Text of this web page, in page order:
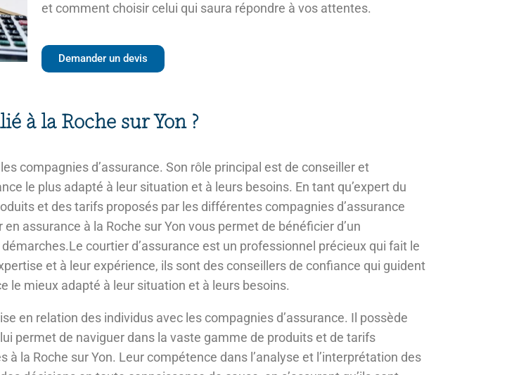
et comment choisir celui qui saura répondre à vos attentes.
Demander un devis
à la Roche sur Yon ?
compagnies d’assurance. Son rôle principal est de conseiller et
le plus adapté à leur situation et à leurs besoins. En tant qu’expert du
et des tarifs proposés par les différentes compagnies d’assurance
assurance à la Roche sur Yon vous permet de bénéficier d’un
courtier d’assurance est un professionnel précieux qui fait le
et à leur expérience, ils sont des conseillers de confiance qui guident
le mieux adapté à leur situation et à leurs besoins.
en relation des individus avec les compagnies d’assurance. Il possède
permet de naviguer dans la vaste gamme de produits et de tarifs
la Roche sur Yon. Leur compétence dans l’analyse et l’interprétation des